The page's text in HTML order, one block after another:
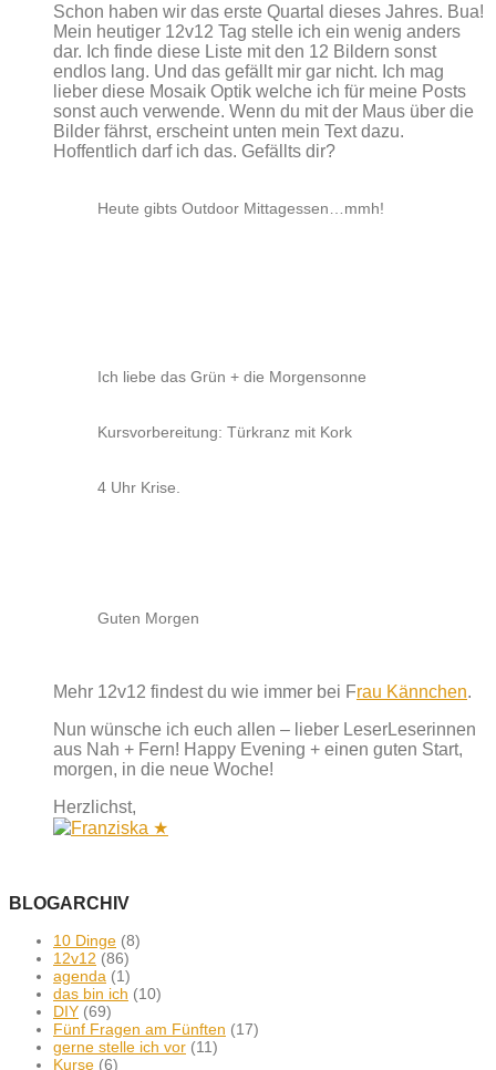
Schon haben wir das erste Quartal dieses Jahres. Bua!
Mein heutiger 12v12 Tag stelle ich ein wenig anders
dar. Ich finde diese Liste mit den 12 Bildern sonst
endlos lang. Und das gefällt mir gar nicht. Ich mag
lieber diese Mosaik Optik welche ich für meine Posts
sonst auch verwende. Wenn du mit der Maus über die
Bilder fährst, erscheint unten mein Text dazu.
Hoffentlich darf ich das. Gefällts dir?
Heute gibts Outdoor Mittagessen…mmh!
Ich liebe das Grün + die Morgensonne
Kursvorbereitung: Türkranz mit Kork
4 Uhr Krise.
Guten Morgen
Mehr 12v12 findest du wie immer bei Frau Kännchen.
Nun wünsche ich euch allen – lieber LeserLeserinnen
aus Nah + Fern! Happy Evening + einen guten Start,
morgen, in die neue Woche!
Herzlichst,
BLOGARCHIV
10 Dinge (8)
12v12 (86)
agenda (1)
das bin ich (10)
DIY (69)
Fünf Fragen am Fünften (17)
gerne stelle ich vor (11)
Kurse (6)